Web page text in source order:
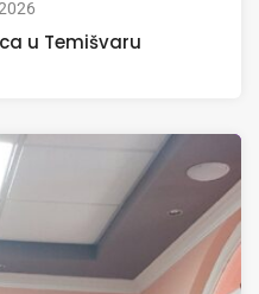
u Temišvaru